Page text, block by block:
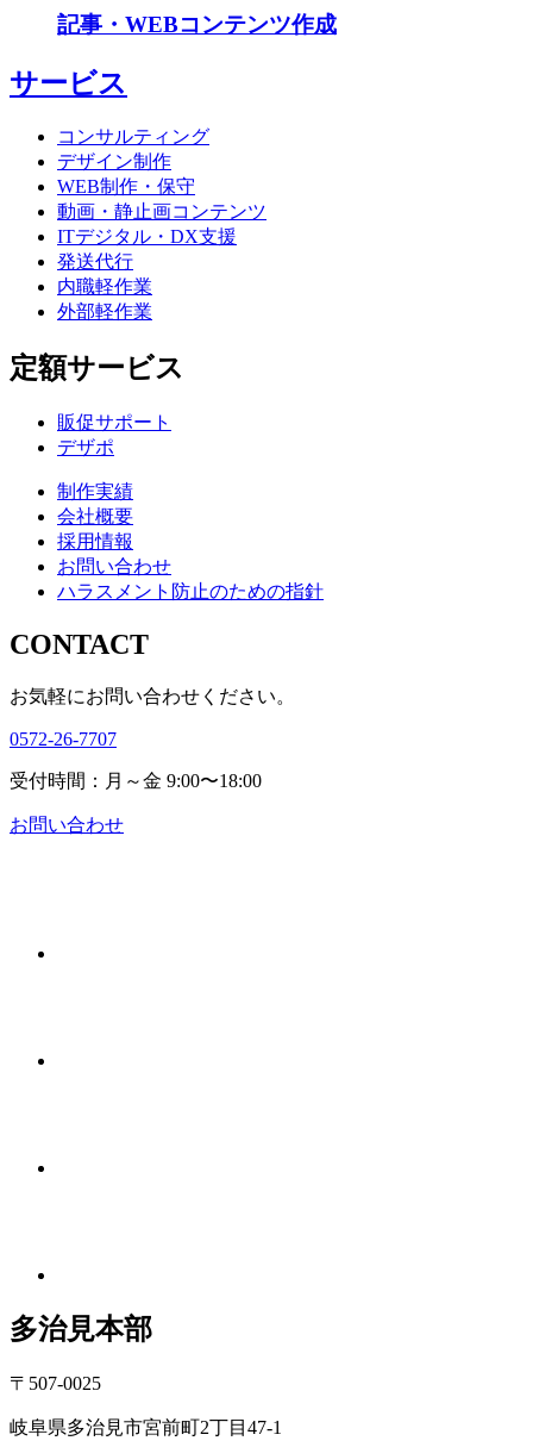
記事・WEBコンテンツ作成
サービス
コンサルティング
デザイン制作
WEB制作・保守
動画・静止画コンテンツ
ITデジタル・DX支援
発送代行
内職軽作業
外部軽作業
定額サービス
販促サポート
デザポ
制作実績
会社概要
採用情報
お問い合わせ
ハラスメント防止のための指針
CONTACT
お気軽にお問い合わせください。
0572-26-7707
受付時間：月～金 9:00〜18:00
お問い合わせ
多治見本部
〒507-0025
岐阜県多治見市宮前町2丁目47-1